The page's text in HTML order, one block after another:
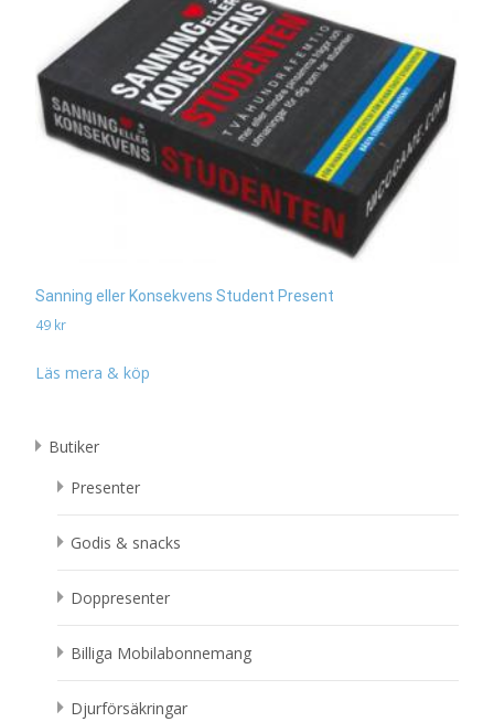
Sanning eller Konsekvens Student Present
49 kr
Läs mera & köp
Butiker
Presenter
Godis & snacks
Doppresenter
Billiga Mobilabonnemang
Djurförsäkringar